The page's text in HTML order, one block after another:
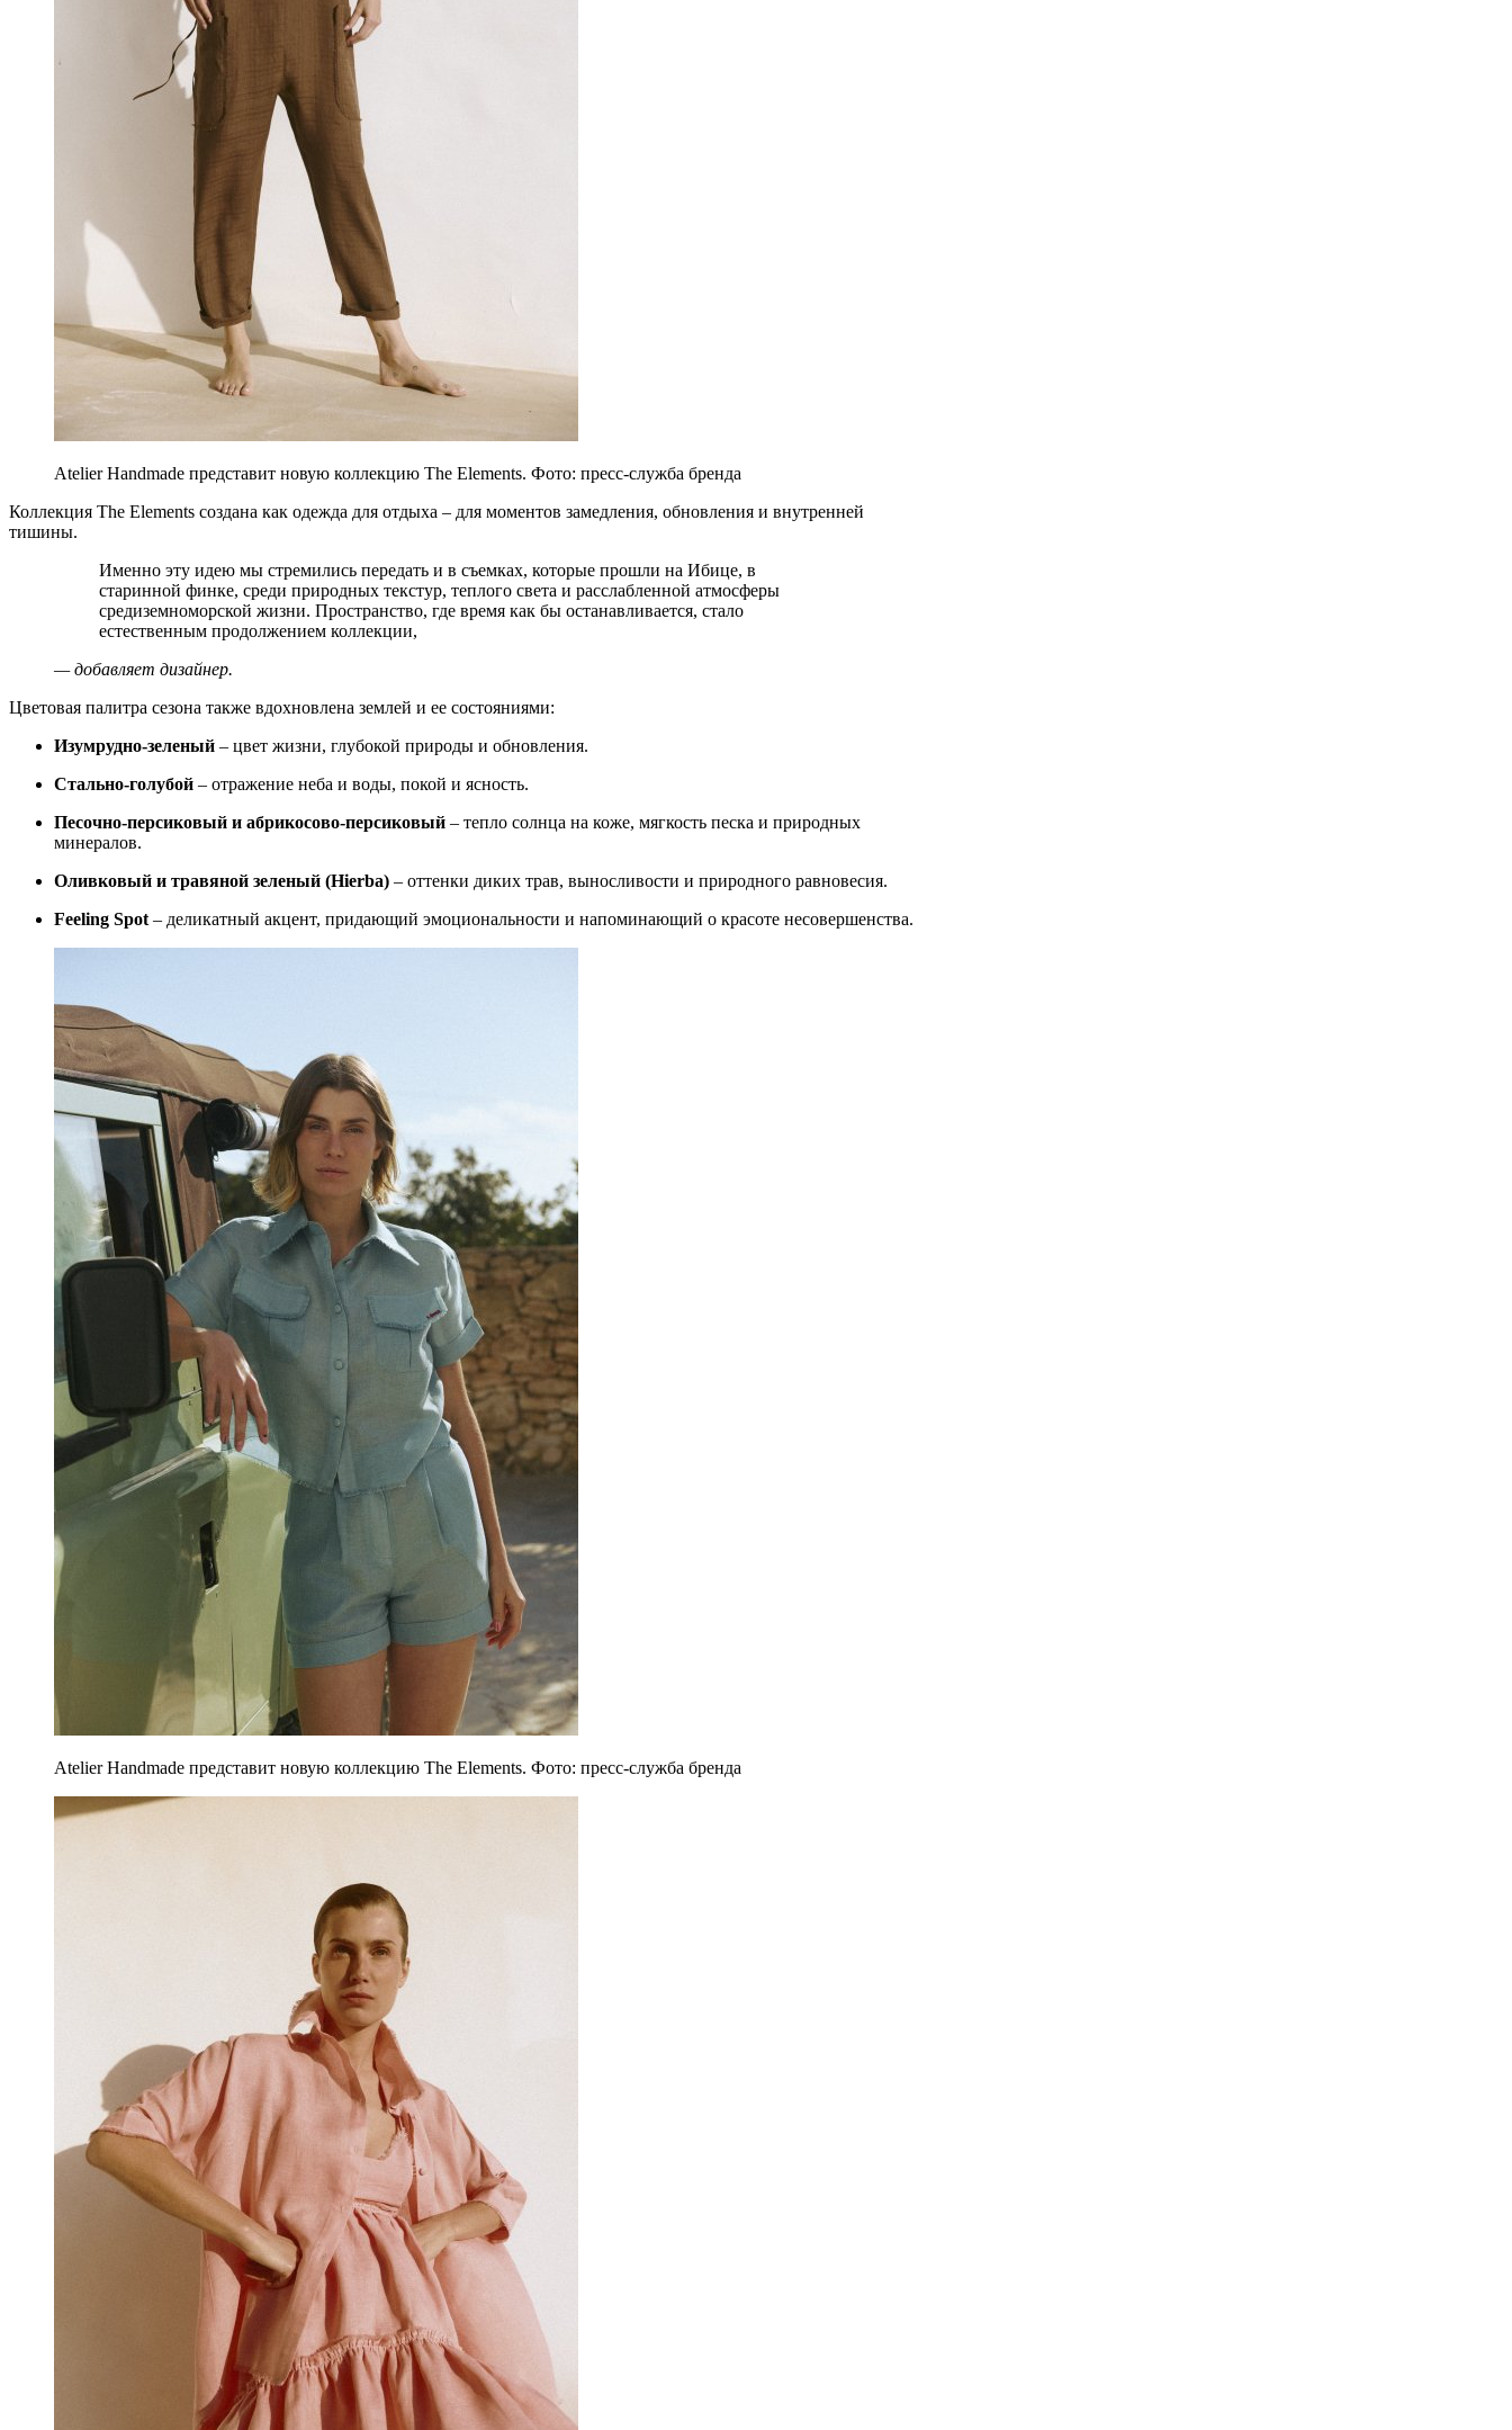
Atelier Handmade представит новую коллекцию The Elements. Фото: пресс-служба бренда
Коллекция The Elements создана как одежда для отдыха – для моментов замедления, обновления и внутренней
тишины.
Именно эту идею мы стремились передать и в съемках, которые прошли на Ибице, в
старинной финке, среди природных текстур, теплого света и расслабленной атмосферы
средиземноморской жизни. Пространство, где время как бы останавливается, стало
естественным продолжением коллекции,
— добавляет дизайнер.
Цветовая палитра сезона также вдохновлена землей и ее состояниями:
Изумрудно-зеленый – цвет жизни, глубокой природы и обновления.
Стально-голубой – отражение неба и воды, покой и ясность.
Песочно-персиковый и абрикосово-персиковый – тепло солнца на коже, мягкость песка и природных
минералов.
Оливковый и травяной зеленый (Hierba) – оттенки диких трав, выносливости и природного равновесия.
Feeling Spot – деликатный акцент, придающий эмоциональности и напоминающий о красоте несовершенства.
Atelier Handmade представит новую коллекцию The Elements. Фото: пресс-служба бренда